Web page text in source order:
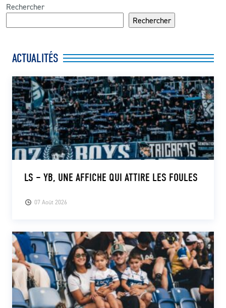
Rechercher
Rechercher
ACTUALITÉS
07 Août 2026
LS – YB, UNE AFFICHE QUI ATTIRE LES FOULES